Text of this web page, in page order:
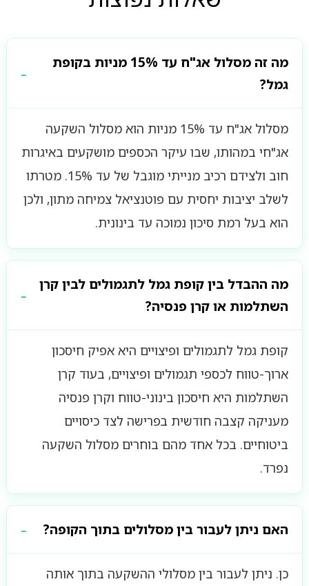
מה זה מסלול אג"ח עד 15% מניות בקופת
גמל?
מסלול אג"ח עד 15% מניות הוא מסלול השקעה
אג"חי במהותו, שבו עיקר הכספים מושקעים באיגרות
חוב ולצידם רכיב מנייתי מוגבל של עד 15%. מטרתו
לשלב יציבות יחסית עם פוטנציאל צמיחה מתון, ולכן
הוא בעל רמת סיכון נמוכה עד בינונית.
מה ההבדל בין קופת גמל לתגמולים לבין קרן
השתלמות או קרן פנסיה?
קופת גמל לתגמולים ופיצויים היא אפיק חיסכון
ארוך-טווח לכספי תגמולים ופיצויים, בעוד קרן
השתלמות היא חיסכון בינוני-טווח וקרן פנסיה
מעניקה קצבה חודשית בפרישה לצד כיסויים
ביטוחיים. בכל אחד מהם בוחרים מסלול השקעה
נפרד.
האם ניתן לעבור בין מסלולים בתוך הקופה?
כן. ניתן לעבור בין מסלולי ההשקעה בתוך אותה